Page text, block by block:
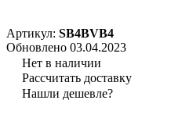
Артикул: SB4BVB4
Обновлено 03.04.2023
Нет в наличии
Рассчитать доставку
Нашли дешевле?